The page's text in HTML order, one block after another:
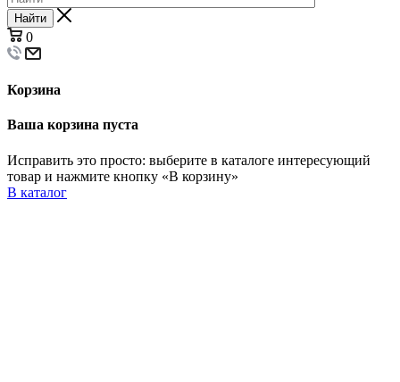
Найти
0
Корзина
Ваша корзина пуста
Исправить это просто: выберите в каталоге интересующий
товар и нажмите кнопку «В корзину»
В каталог